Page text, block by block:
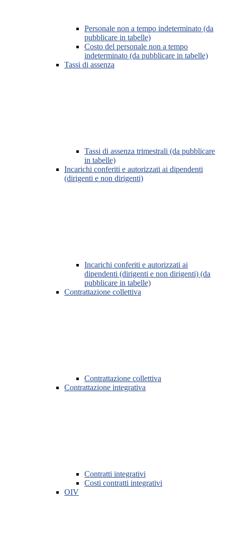
Personale non a tempo indeterminato (da
pubblicare in tabelle)
Costo del personale non a tempo
indeterminato (da pubblicare in tabelle)
Tassi di assenza
Tassi di assenza trimestrali (da pubblicare
in tabelle)
Incarichi conferiti e autorizzati ai dipendenti
(dirigenti e non dirigenti)
Incarichi conferiti e autorizzati ai
dipendenti (dirigenti e non dirigenti) (da
pubblicare in tabelle)
Contrattazione collettiva
Contrattazione collettiva
Contrattazione integrativa
Contratti integrativi
Costi contratti integrativi
OIV